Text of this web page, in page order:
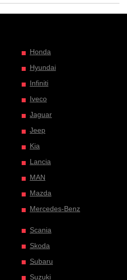
Honda
Hyundai
Infiniti
Iveco
Jaguar
Jeep
Kia
Lancia
MAN
Mazda
Mercedes-Benz
Scania
Skoda
Subaru
Suzuki